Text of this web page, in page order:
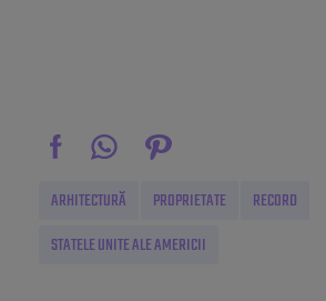
ARHITECTURĂ PROPRIETATE
RECORD
STATELE UNITE ALE AMERICII